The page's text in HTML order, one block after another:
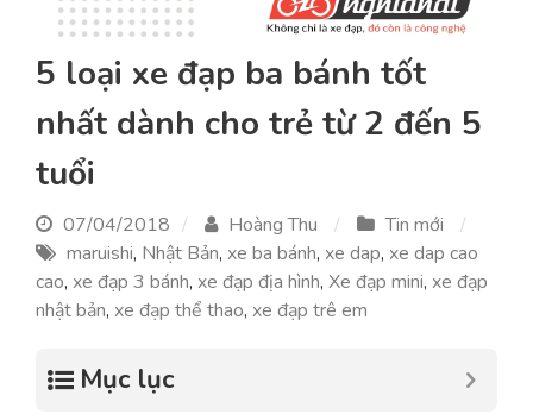
5 loại xe đạp ba bánh tốt
nhất dành cho trẻ từ 2 đến 5
tuổi
07/04/2018 Hoàng Thu
Tin mới
maruishi, Nhật Bản, xe ba bánh, xe dap, xe dap cao
cao, xe đạp 3 bánh, xe đạp địa hình, Xe đạp mini, xe đạp
nhật bản, xe đạp thể thao, xe đạp trê em
Mục lục